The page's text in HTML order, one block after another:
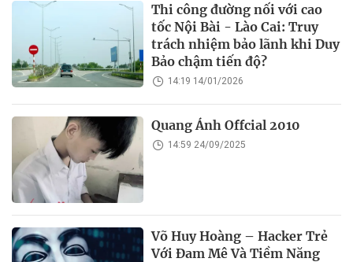
Thi công đường nối với cao
tốc Nội Bài - Lào Cai: Truy
trách nhiệm bảo lãnh khi Duy
Bảo chậm tiến độ?
14:19 14/01/2026
Quang Ánh Offcial 2010
14:59 24/09/2025
Võ Huy Hoàng – Hacker Trẻ
Với Đam Mê Và Tiềm Năng